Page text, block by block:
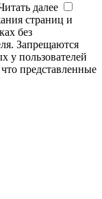
далее
страниц и
без
Запрещаются
у пользователей
представленные